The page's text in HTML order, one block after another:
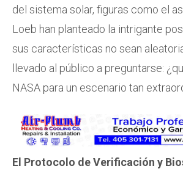
del sistema solar, figuras como el
Loeb han planteado la intrigante
sus características no sean
llevado al público a preguntarse:
NASA para un escenario tan
El Protocolo de Verificación y